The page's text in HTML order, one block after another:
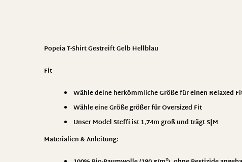
Popeia T-Shirt Gestreift Gelb Hellblau
Fit
Wähle deine herkömmliche Größe für einen Relaxed
Wähle eine Größe größer für Oversized Fit
Unser Model Steffi ist 1,74m groß und trägt S|M
Materialien & Anleitung: